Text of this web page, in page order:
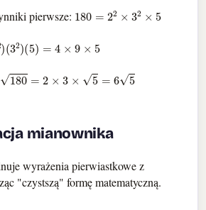
pierwsze: 180 2×3 ×5
) (32) (5)= 9
180=2 × 65
mianownika
wyrażenia pierwiastkowe z
"czystszą" formę matematyczną.